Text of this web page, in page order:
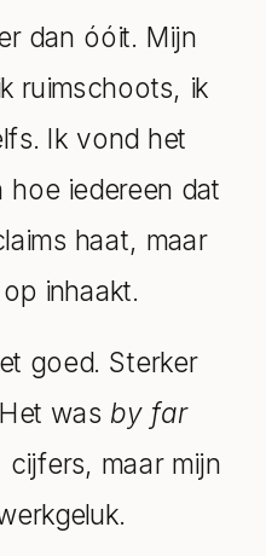
dan óóit. Mijn
ruimschoots, ik
Ik vond het
hoe iedereen dat
haat, maar
inhaakt.
goed. Sterker
was by far
maar mijn